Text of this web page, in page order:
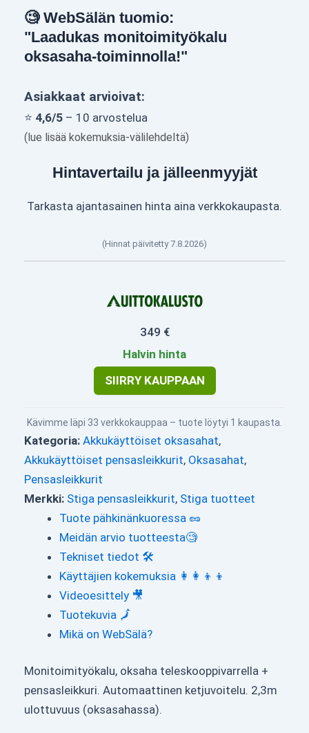
🧐 WebSälän tuomio:
"Laadukas monitoimityökalu
oksasaha-toiminnolla!"
Asiakkaat arvioivat:
⭐ 4,6/5 – 10 arvostelua
(lue lisää kokemuksia-välilehdeltä)
Hintavertailu ja jälleenmyyjät
Tarkasta ajantasainen hinta aina verkkokaupasta.
(Hinnat päivitetty 7.8.2026)
349 €
Halvin hinta
SIIRRY KAUPPAAN
Kävimme läpi 33 verkkokauppaa – tuote löytyi 1 kaupasta.
Kategoria: Akkukäyttöiset oksasahat,
Akkukäyttöiset pensasleikkurit, Oksasahat,
Pensasleikkurit
Merkki: Stiga pensasleikkurit, Stiga tuotteet
Tuote pähkinänkuoressa 🥜
Meidän arvio tuotteesta🧐
Tekniset tiedot 🛠
Käyttäjien kokemuksia 👩‍👩‍👦‍👦
Videoesittely 🎥
Tuotekuvia 🗾
Mikä on WebSälä?
Monitoimityökalu, oksaha teleskooppivarrella +
pensasleikkuri. Automaattinen ketjuvoitelu. 2,3m
ulottuvuus (oksasahassa).